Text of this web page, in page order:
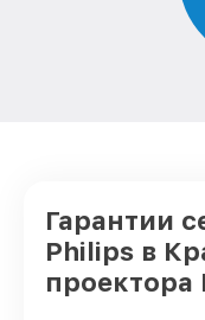
Гарантии
Philips в
проектора